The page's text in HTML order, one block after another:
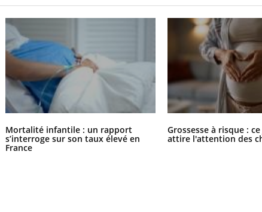
Mortalité infantile : un rapport
s’interroge sur son taux élevé en
France
Grossesse à risque :
attire l'attention des